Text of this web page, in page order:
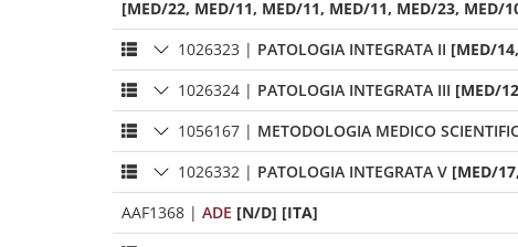
[MED/22, MED/11, MED/11, MED/11, MED/23,
1026323 | PATOLOGIA INTEGRATA II [MED/
1026324 | PATOLOGIA INTEGRATA III [MED/
1056167 | METODOLOGIA MEDICO
1026332 | PATOLOGIA INTEGRATA V [MED/
AAF1368 | ADE [N/D] [ITA]